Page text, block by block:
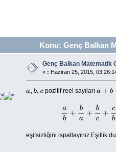
Konu: Genç Balkan
Genç Balkan Matematik
« : Haziran 25, 2015,
a,b,c pozitif reel sayıları a+b+c
eşitsizliğini ispatlayınız.Eşitlik